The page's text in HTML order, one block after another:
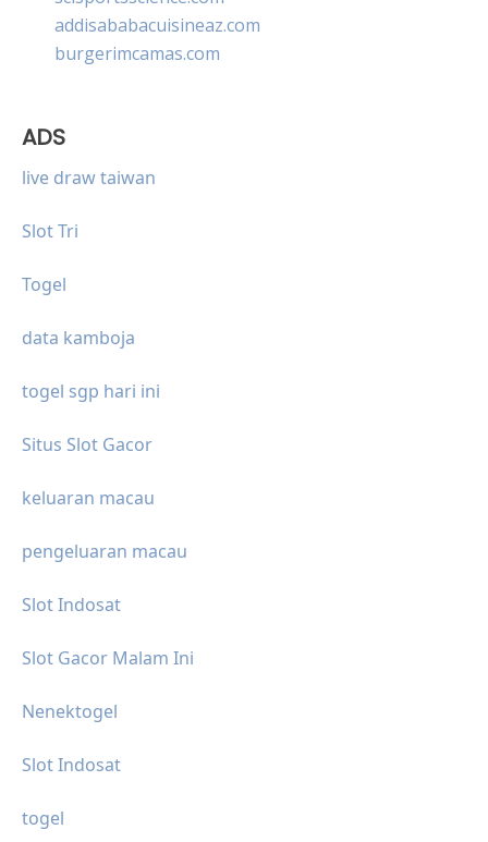
addisababacuisineaz.com
burgerimcamas.com
ADS
live draw taiwan
Slot Tri
Togel
data kamboja
togel sgp hari ini
Situs Slot Gacor
keluaran macau
pengeluaran macau
Slot Indosat
Slot Gacor Malam Ini
Nenektogel
Slot Indosat
togel